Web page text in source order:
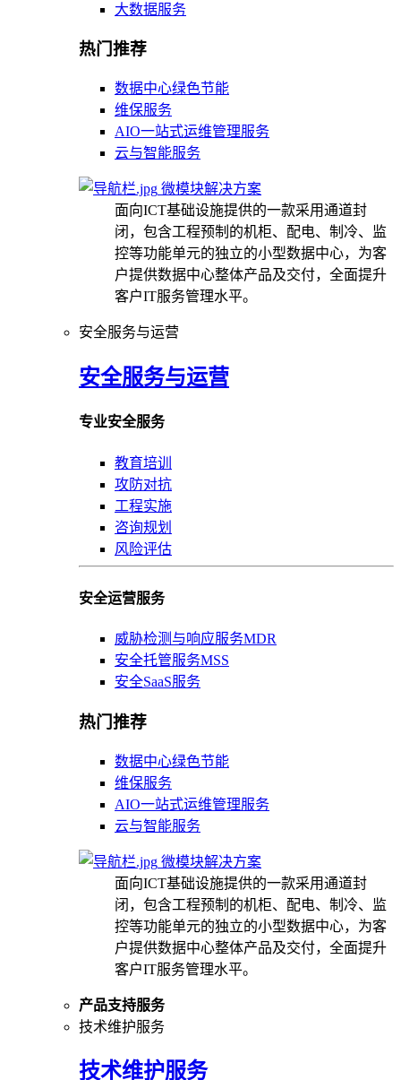
大数据服务
热门推荐
数据中心绿色节能
维保服务
AIO一站式运维管理服务
云与智能服务
微模块解决方案
面向ICT基础设施提供的一款采用通道封
闭，包含工程预制的机柜、配电、制冷、监
控等功能单元的独立的小型数据中心，为客
户提供数据中心整体产品及交付，全面提升
客户IT服务管理水平。
安全服务与运营
安全服务与运营
专业安全服务
教育培训
攻防对抗
工程实施
咨询规划
风险评估
安全运营服务
威胁检测与响应服务MDR
安全托管服务MSS
安全SaaS服务
热门推荐
数据中心绿色节能
维保服务
AIO一站式运维管理服务
云与智能服务
微模块解决方案
面向ICT基础设施提供的一款采用通道封
闭，包含工程预制的机柜、配电、制冷、监
控等功能单元的独立的小型数据中心，为客
户提供数据中心整体产品及交付，全面提升
客户IT服务管理水平。
产品支持服务
技术维护服务
技术维护服务